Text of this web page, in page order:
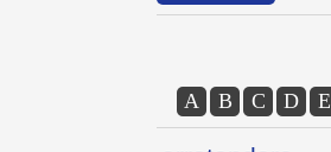
A B C D E